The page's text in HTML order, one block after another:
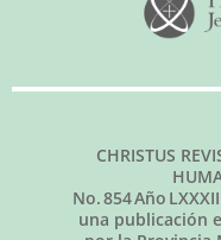
CHRISTUS
No.854Año
una publicación